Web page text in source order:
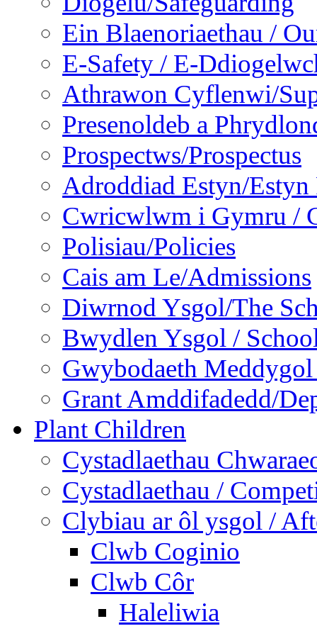
Ein Blaenoriaethau /
E-Safety / E-
Athrawon Cyflenwi/
Presenoldeb a
Prospectws/Prospectus
Adroddiad Estyn/Estyn
Cwricwlwm i Gymru /
Polisiau/Policies
Cais am Le/Admissions
Diwrnod Ysgol/The
Bwydlen Ysgol /
Gwybodaeth
Grant Amddifadedd/
Plant Children
Cystadlaethau
Cystadlaethau /
Clybiau ar ôl ysgol /
Clwb Coginio
Clwb Côr
Haleliwia